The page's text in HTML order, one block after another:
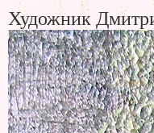
Художник